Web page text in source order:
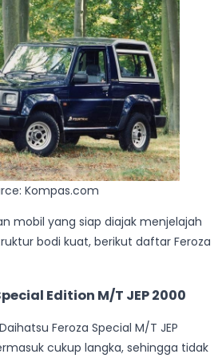
Kompas.com
mobil yang siap diajak menjelajah
bodi kuat, berikut daftar Feroza
Edition M/T JEP 2000
Feroza Special M/T JEP
cukup langka, sehingga tidak